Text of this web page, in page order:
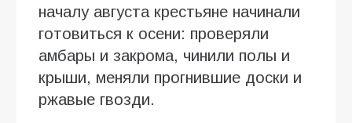
началу августа крестьяне начинали
готовиться к осени: проверяли
амбары и закрома, чинили полы и
крыши, меняли прогнившие доски и
ржавые гвозди.